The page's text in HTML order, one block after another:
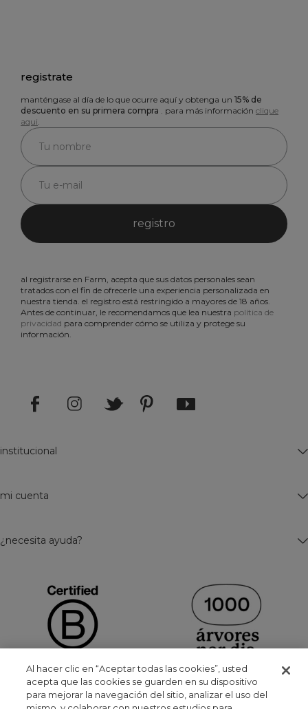
registrate
manténgase al día de lo que ocurre aquí y obtenga un 15% de
descuento en su primera compra . para más información clique
aqui.
registro
al registrarse en Farm, acepta que sus datos personales sean
tratados con el fin de ofrecerle una experiencia personalizada en
nuestra tienda. el registro está restringido a mayores de 18 años.
Antes de continuar, le recomendamos que lea nuestra política de
privacidad para comprender cómo se utiliza y protege su
información.
institucional
mi cuenta
¿necesita ayuda?
Al hacer clic en “Aceptar todas las cookies”, usted
acepta que las cookies se guarden en su dispositivo
para mejorar la navegación del sitio, analizar el uso del